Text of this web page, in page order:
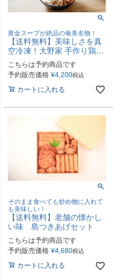
黄金スープが絶品の奄美名物！
【送料無料】美味しさを真
空冷凍！大野家 手作り鶏飯
（2人前）
こちらは予約商品です
予約販売価格 ¥4,200税込
カートに入れる
そのまま食べても炒め物に入れて
も美味しい！
【送料無料】老舗の懐かし
い味 島つきあげセット
こちらは予約商品です
予約販売価格 ¥4,680税込
カートに入れる